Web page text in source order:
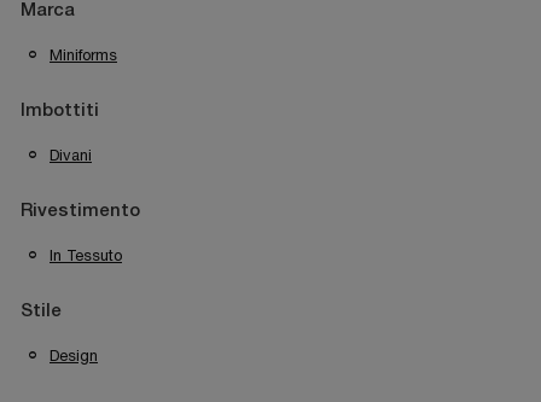
Marca
Miniforms
Imbottiti
Divani
Rivestimento
In Tessuto
Stile
Design